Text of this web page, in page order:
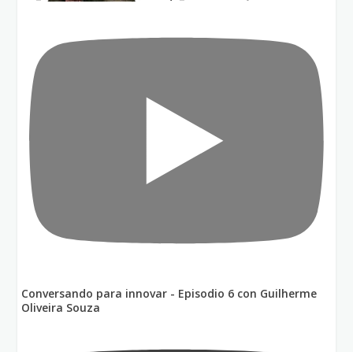
Conversando para innovar - Episodio 6 con Guilherme
Oliveira Souza